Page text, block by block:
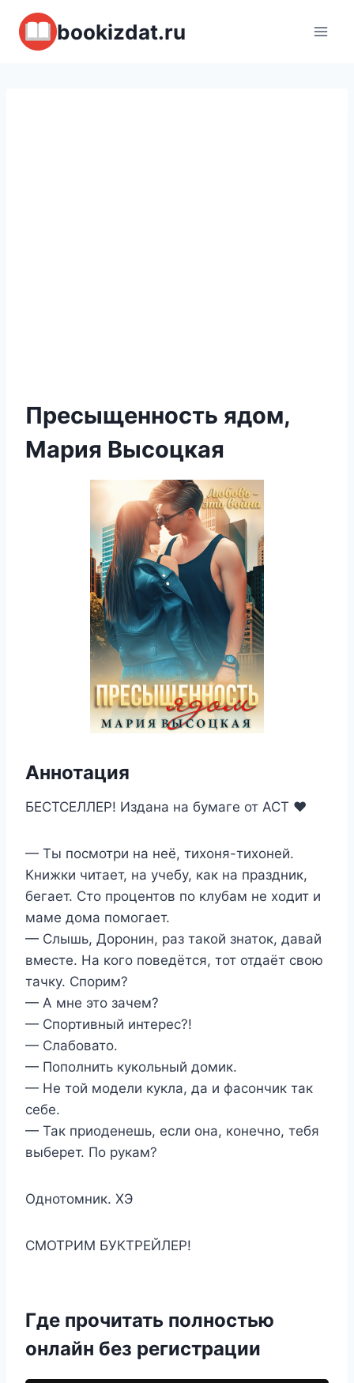
Перейти
содержимому
bookizdat.ru
Пресыщенность ядом,
Мария Высоцкая
Аннотация
БЕСТСЕЛЛЕР! Издана на бумаге от АСТ ❤️
— Ты посмотри на неё, тихоня-тихоней.
Книжки читает, на учебу, как на праздник,
бегает. Сто процентов по клубам не ходит и
маме дома помогает.
— Слышь, Доронин, раз такой знаток, давай
вместе. На кого поведётся, тот отдаёт свою
тачку. Спорим?
— А мне это зачем?
— Спортивный интерес?!
— Слабовато.
— Пополнить кукольный домик.
— Не той модели кукла, да и фасончик так
себе.
— Так приоденешь, если она, конечно, тебя
выберет. По рукам?
Однотомник. ХЭ
СМОТРИМ БУКТРЕЙЛЕР!
Где прочитать полностью
онлайн без регистрации